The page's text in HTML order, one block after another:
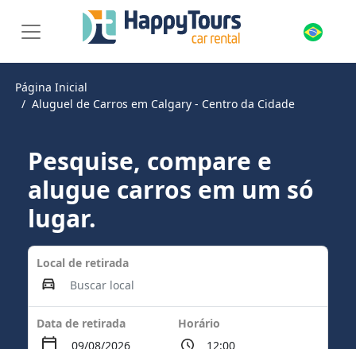
Página Inicial
Aluguel de Carros em Calgary - Centro da Cidade
Pesquise, compare e
alugue carros em um só
lugar.
Local de retirada
Data de retirada Horário